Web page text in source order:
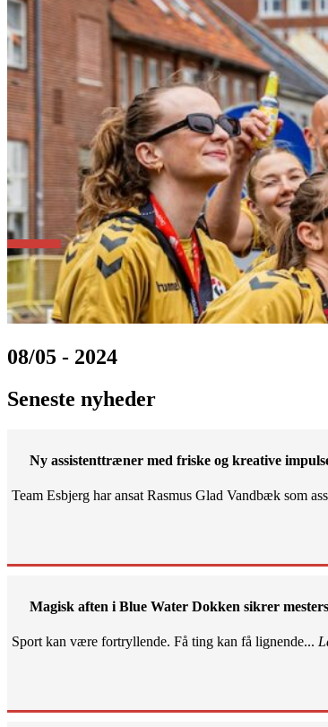
08/05 - 2024
Seneste nyheder
Ny assistenttræner med friske og kreative
Team Esbjerg har ansat Rasmus Glad Vandbæk som
Magisk aften i Blue Water Dokken sikrer
Sport kan være fortryllende. Få ting kan få lignende...